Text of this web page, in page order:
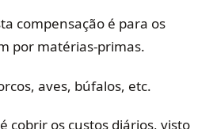
compensação é para os
por matérias-primas.
aves, búfalos, etc.
cobrir os custos diários, visto